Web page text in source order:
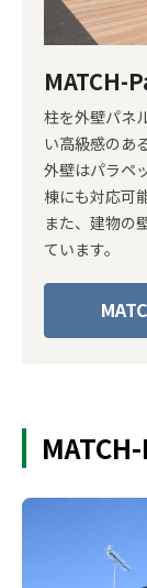
MATCH-
柱を外壁パネ
い高級感のあ
外壁はパラペ
棟にも対応可
また、建物の
ています。